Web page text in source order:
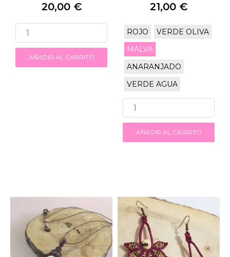
20,00 €
AÑADIR AL CARRITO
21,00 €
ROJO
VERDE OLIVA
MALVA
ANARANJADO
VERDE AGUA
AÑADIR AL CARRITO